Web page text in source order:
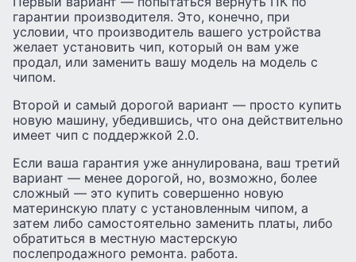
гарантии производителя. Это, конечно, при
условии, что производитель вашего устройства
желает установить чип, который он вам уже
продал, или заменить вашу модель на модель с
чипом.
Второй и самый дорогой вариант — просто купить
новую машину, убедившись, что она действительно
имеет чип с поддержкой 2.0.
Если ваша гарантия уже аннулирована, ваш третий
вариант — менее дорогой, но, возможно, более
сложный — это купить совершенно новую
материнскую плату с установленным чипом, а
затем либо самостоятельно заменить платы, либо
обратиться в местную мастерскую
послепродажного ремонта. работа.